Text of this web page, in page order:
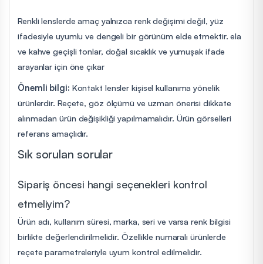
Renkli lenslerde amaç yalnızca renk değişimi değil, yüz
ifadesiyle uyumlu ve dengeli bir görünüm elde etmektir. ela
ve kahve geçişli tonlar, doğal sıcaklık ve yumuşak ifade
arayanlar için öne çıkar
Önemli bilgi: Kontakt lensler kişisel kullanıma yönelik
ürünlerdir. Reçete, göz ölçümü ve uzman önerisi dikkate
alınmadan ürün değişikliği yapılmamalıdır. Ürün görselleri
referans amaçlıdır.
Sık sorulan sorular
Sipariş öncesi hangi seçenekleri kontrol
etmeliyim?
Ürün adı, kullanım süresi, marka, seri ve varsa renk bilgisi
birlikte değerlendirilmelidir. Özellikle numaralı ürünlerde
reçete parametreleriyle uyum kontrol edilmelidir.